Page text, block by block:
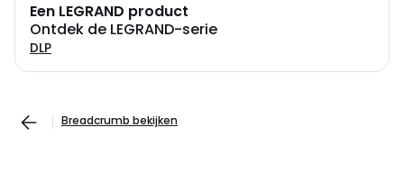
Een LEGRAND product
Ontdek de LEGRAND-serie
DLP
Breadcrumb bekijken